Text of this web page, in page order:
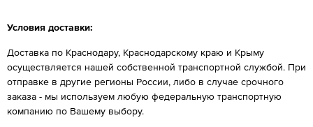
Условия доставки:
Доставка по Краснодару, Краснодарскому краю и Крыму
осуществляется нашей собственной транспортной службой. При
отправке в другие регионы России, либо в случае срочного
заказа - мы используем любую федеральную транспортную
компанию по Вашему выбору.